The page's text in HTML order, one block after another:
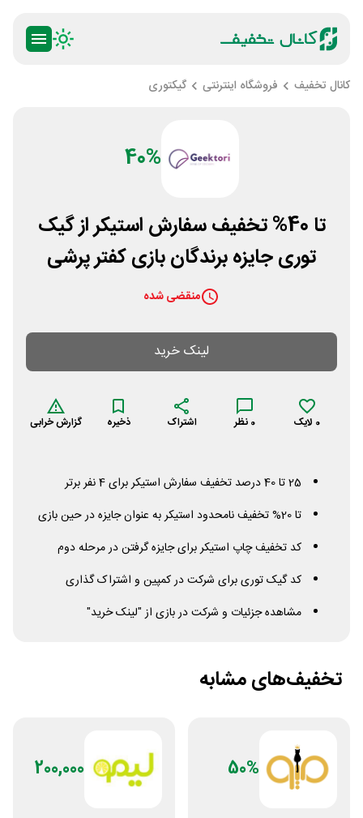
کانال تخفیف فروشگاه اینترنتی گیکتوری
40%
تا 40% تخفیف سفارش استیکر از گیک
توری جایزه برندگان بازی کفتر پرشی
منقضی شده
لینک خرید
0 لایک 0 نظر اشتراک ذخیره گزارش خرابی
25 تا 40 درصد تخفیف سفارش استیکر برای 4 نفر برتر
تا 20% تخفیف نامحدود استیکر به عنوان جایزه در حین بازی
کد تخفیف چاپ استیکر برای جایزه گرفتن در مرحله دوم
کد گیک توری برای شرکت در کمپین و اشتراک گذاری
مشاهده جزئیات و شرکت در بازی از "لینک خرید"
تخفیف‌های مشابه
50%
200,000